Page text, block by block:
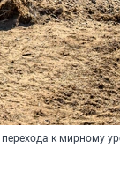
к мирному